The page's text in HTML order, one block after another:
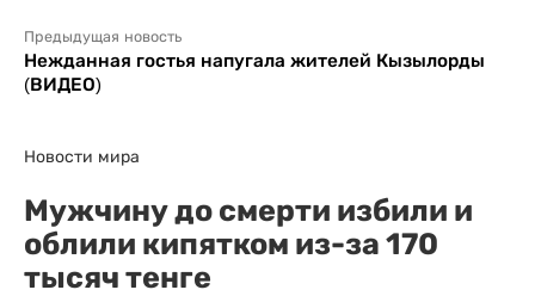
Предыдущая новость
Нежданная гостья напугала жителей Кызылорды
(ВИДЕО)
Новости мира
Мужчину до смерти избили и
облили кипятком из-за 170
тысяч тенге